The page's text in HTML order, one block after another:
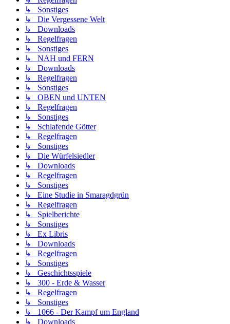
↳ Sonstiges
↳ Die Vergessene Welt
↳ Downloads
↳ Regelfragen
↳ Sonstiges
↳ NAH und FERN
↳ Downloads
↳ Regelfragen
↳ Sonstiges
↳ OBEN und UNTEN
↳ Regelfragen
↳ Sonstiges
↳ Schlafende Götter
↳ Regelfragen
↳ Sonstiges
↳ Die Würfelsiedler
↳ Downloads
↳ Regelfragen
↳ Sonstiges
↳ Eine Studie in Smaragdgrün
↳ Regelfragen
↳ Spielberichte
↳ Sonstiges
↳ Ex Libris
↳ Downloads
↳ Regelfragen
↳ Sonstiges
↳ Geschichtsspiele
↳ 300 - Erde & Wasser
↳ Regelfragen
↳ Sonstiges
↳ 1066 - Der Kampf um England
↳ Downloads